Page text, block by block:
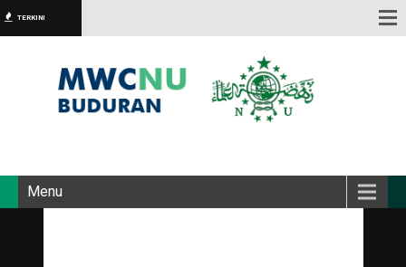
TERKINI
Menu